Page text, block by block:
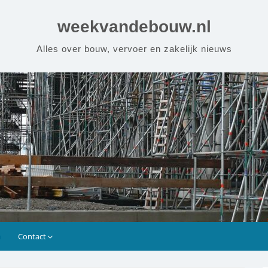
weekvandebouw.nl
Alles over bouw, vervoer en zakelijk nieuws
Contact